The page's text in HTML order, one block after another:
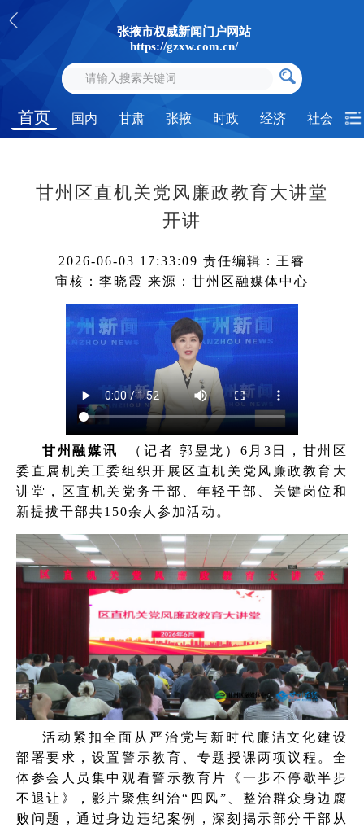
张掖市权威新闻门户网站
https://gzxw.com.cn/
首页 国内 甘肃 张掖 时政 经济 社会
甘州区直机关党风廉政教育大讲堂
开讲
2026-06-03 17:33:09 责任编辑：王睿
审核：李晓霞 来源：甘州区融媒体中心
甘州融媒讯
（记者 郭昱龙）6月3日，甘州区
委直属机关工委组织开展区直机关党风廉政教育大
讲堂，区直机关党务干部、年轻干部、关键岗位和
新提拔干部共150余人参加活动。
活动紧扣全面从严治党与新时代廉洁文化建设
部署要求，设置警示教育、专题授课两项议程。全
体参会人员集中观看警示教育片《一步不停歇半步
不退让》，影片聚焦纠治“四风”、整治群众身边腐
败问题，通过身边违纪案例，深刻揭示部分干部从